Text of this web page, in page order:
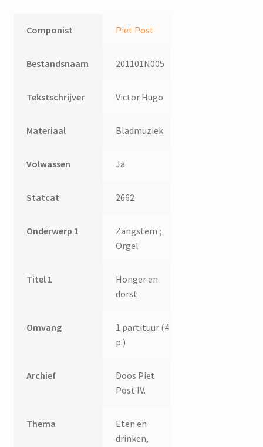
Muus
quantity
Componist Piet Post
Bestandsnaam 201101N005
Tekstschrijver Victor Hugo
Materiaal Bladmuziek
Volwassen Ja
Statcat 2662
Onderwerp 1
Zangstem ;
Orgel
Titel 1
Honger en
dorst
Omvang
1 partituur (4
p.)
Archief
Doos Piet
Post IV.
Thema
Eten en
drinken,